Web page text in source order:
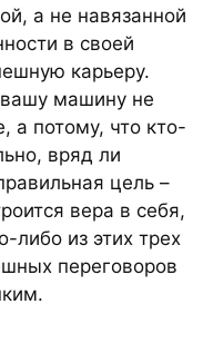
а не навязанной
в своей
карьеру.
машину не
а потому, что кто-
вряд ли
цель –
вера в себя,
либо из этих трех
переговоров